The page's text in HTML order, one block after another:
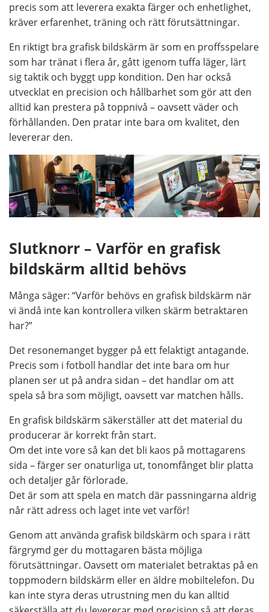
precis som att leverera exakta färger och enhetlighet,
kräver erfarenhet, träning och rätt förutsättningar.
En riktigt bra grafisk bildskärm är som en proffsspelare
som har tränat i flera år, gått igenom tuffa läger, lärt
sig taktik och byggt upp kondition. Den har också
utvecklat en precision och hållbarhet som gör att den
alltid kan prestera på toppnivå – oavsett väder och
förhållanden. Den pratar inte bara om kvalitet, den
levererar den.
Slutknorr – Varför en grafisk
bildskärm alltid behövs
Många säger: “Varför behövs en grafisk bildskärm när
vi ändå inte kan kontrollera vilken skärm betraktaren
har?”
Det resonemanget bygger på ett felaktigt antagande.
Precis som i fotboll handlar det inte bara om hur
planen ser ut på andra sidan – det handlar om att
spela så bra som möjligt, oavsett var matchen hålls.
En grafisk bildskärm säkerställer att det material du
producerar är korrekt från start.
Om det inte vore så kan det bli kaos på mottagarens
sida – färger ser onaturliga ut, tonomfånget blir platta
och detaljer går förlorade.
Det är som att spela en match där passningarna aldrig
når rätt adress och laget inte vet varför!
Genom att använda grafisk bildskärm och spara i rätt
färgrymd ger du mottagaren bästa möjliga
förutsättningar. Oavsett om materialet betraktas på en
toppmodern bildskärm eller en äldre mobiltelefon. Du
kan inte styra deras utrustning men du kan alltid